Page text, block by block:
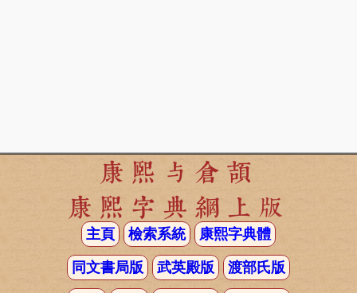
康熙与倉頡
康熙字典網上版
主頁 檢索系統 康熙字典體
同文書局版 武英殿版 渡部氏版